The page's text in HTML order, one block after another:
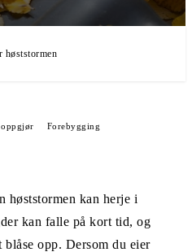
høststormen
oppgjør
Forebygging
høststormen kan herje i
kan falle på kort tid, og
opp. Dersom du eier